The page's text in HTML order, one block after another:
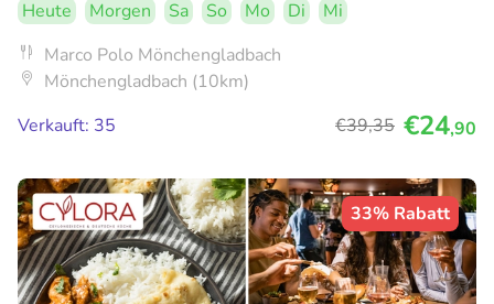
Heute Morgen Sa So Mo Di
Mi
Marco Polo Mönchengladbach
Mönchengladbach (10km)
Verkauft: 35
€39,35 €24,90
33% Rabatt